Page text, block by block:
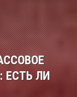
ЕСТЬ ЛИ